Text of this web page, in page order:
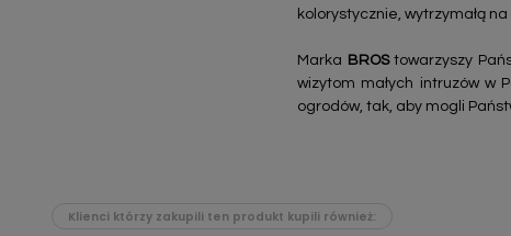
kolorystycznie, wytrzymałą
Marka BROStowarzyszy
wizytom małych intruzów w
ogrodów, tak, aby mogli
Klienci którzy zakupili ten produkt kupili również: